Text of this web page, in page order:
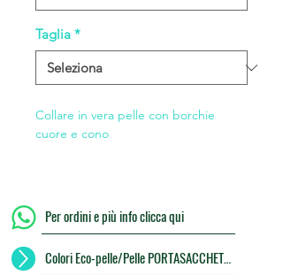
Taglia *
Collare in vera pelle con borchie
cuore e cono
Per ordini e più info clicca qui
Colori Eco-pelle/Pelle PORTASACCHETTI